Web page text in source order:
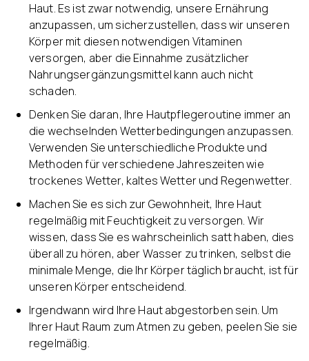
Haut. Es ist zwar notwendig, unsere Ernährung
anzupassen, um sicherzustellen, dass wir unseren
Körper mit diesen notwendigen Vitaminen
versorgen, aber die Einnahme zusätzlicher
Nahrungsergänzungsmittel kann auch nicht
schaden.
Denken Sie daran, Ihre Hautpflegeroutine immer an
die wechselnden Wetterbedingungen anzupassen.
Verwenden Sie unterschiedliche Produkte und
Methoden für verschiedene Jahreszeiten wie
trockenes Wetter, kaltes Wetter und Regenwetter.
Machen Sie es sich zur Gewohnheit, Ihre Haut
regelmäßig mit Feuchtigkeit zu versorgen. Wir
wissen, dass Sie es wahrscheinlich satt haben, dies
überall zu hören, aber Wasser zu trinken, selbst die
minimale Menge, die Ihr Körper täglich braucht, ist für
unseren Körper entscheidend.
Irgendwann wird Ihre Haut abgestorben sein. Um
Ihrer Haut Raum zum Atmen zu geben, peelen Sie sie
regelmäßig.